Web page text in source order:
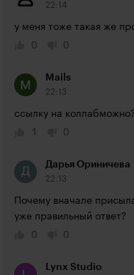
22:14
у меня тоже такая же
0
0
Mails
22:13
ссылку на коллабможно?
1
0
Дарья Ориничева
22:13
Почему вначале
уже правильный ответ?
0
0
Lynx Studio